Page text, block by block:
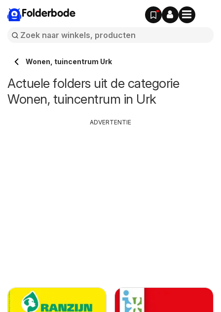
Folderbode
Wonen, tuincentrum Urk
Actuele folders uit de categorie
Wonen, tuincentrum in Urk
ADVERTENTIE